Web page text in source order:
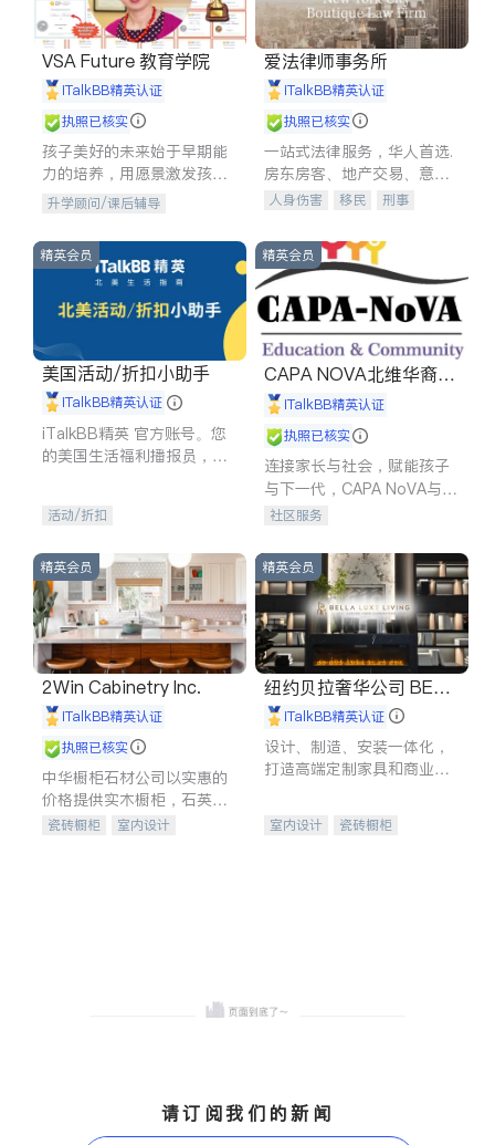
VSA Future 教育学院
iTalkBB精英认证
执照已核实
孩子美好的未来始于早期能
力的培养，用愿景激发孩子
的学习潜力和动力。理念：
拥有成长型心态是成功的基
石。
升学顾问/课后辅导
爱法律师事务所
iTalkBB精英认证
执照已核实
一站式法律服务，华人首选.
房东房客、地产交易、意外
伤害、车祸重伤、商业诉
建筑合同、刑事案件全包办
人身伤害 移民
刑事
信托/遗嘱
商业
索赔
律师-其它 保释
精英会员
美国活动/折扣小助手
iTalkBB精英认证
iTalkBB精英 官方账号。您
的美国生活福利播报员，精
专属福利。
活动/折扣
精英会员
CAPA NOVA北维华裔家
长会iTalkBB精英认证
执照已核实
连接家长与社会，赋能孩子
与下一代，CAPA NoVA与您
携手建设包容、公平、充满
社区服务
精英会员
2Win Cabinetry Inc.
iTalkBB精英认证
执照已核实
中华橱柜石材公司以实惠的
价格提供实木橱柜，石英石
台面，多种优质不锈钢水
瓷砖橱柜
室内设计
精英会员
纽约贝拉奢华公司 BELL
A LUXE
iTalkBB精英认证
设计、制造、安装一体化，
打造高端定制家具和商业空
室内设计
瓷砖橱柜
请订阅我们的新闻